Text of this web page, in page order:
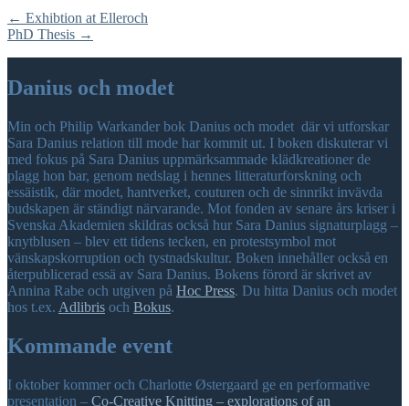
← Exhibtion at Elleroch
PhD Thesis →
Danius och modet
Min och Philip Warkander bok Danius och modet där vi utforskar
Sara Danius relation till mode har kommit ut. I boken diskuterar vi
med fokus på Sara Danius uppmärksammade klädkreationer de
plagg hon bar, genom nedslag i hennes litteraturforskning och
essäistik, där modet, hantverket, couturen och de sinnrikt invävda
budskapen är ständigt närvarande. Mot fonden av senare års kriser i
Svenska Akademien skildras också hur Sara Danius signaturplagg –
knytblusen – blev ett tidens tecken, en protestsymbol mot
vänskapskorruption och tystnadskultur. Boken innehåller också en
återpublicerad essä av Sara Danius. Bokens förord är skrivet av
Annina Rabe och utgiven på Hoc Press. Du hitta Danius och modet
hos t.ex. Adlibris och Bokus.
Kommande event
I oktober kommer och Charlotte Østergaard ge en performative
presentation – Co-Creative Knitting – explorations of an